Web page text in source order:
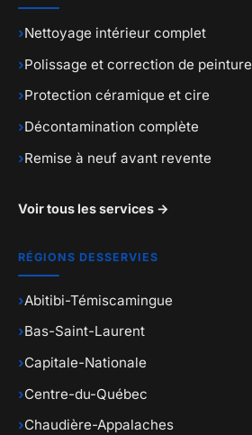
›Nettoyage intérieur complet
›Polissage et correction de peinture
›Protection céramique et cire
›Décontamination complète
›Remise à neuf avant revente
Voir tous les services →
RÉGIONS DESSERVIES
›Abitibi-Témiscamingue
›Bas-Saint-Laurent
›Capitale-Nationale
›Centre-du-Québec
›Chaudière-Appalaches